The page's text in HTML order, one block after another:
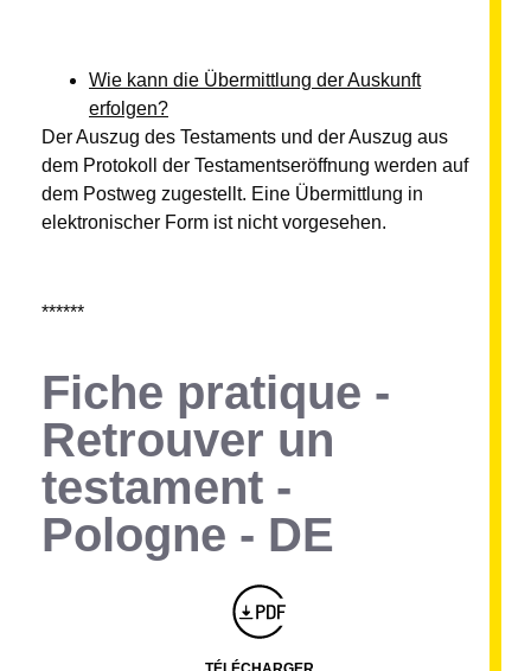
Wie kann die Übermittlung der Auskunft
erfolgen?
Der Auszug des Testaments und der Auszug aus
dem Protokoll der Testamentseröffnung werden auf
dem Postweg zugestellt. Eine Übermittlung in
elektronischer Form ist nicht vorgesehen.
******
Fiche pratique -
Retrouver un
testament -
Pologne - DE